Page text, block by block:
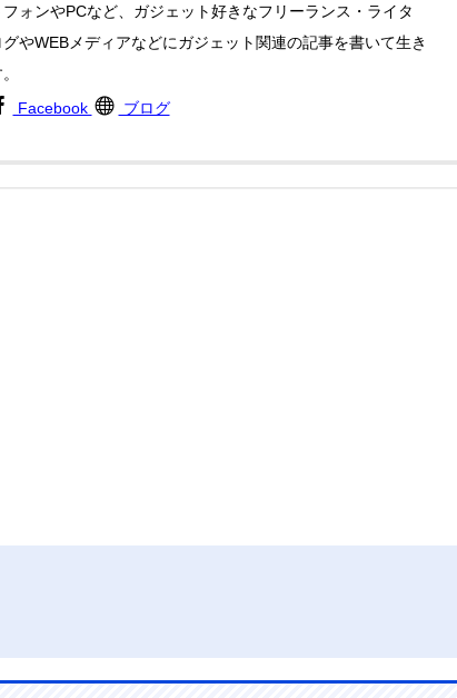
フォンやPCなど、ガジェット好きなフリーランス・ライタ
やWEBメディアなどにガジェット関連の記事を書いて生き
Facebook ブログ